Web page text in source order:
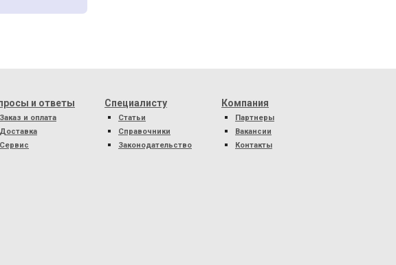
и ответы
Заказ и оплата
Доставка
Сервис
Специалисту
Статьи
Справочники
Законодательство
Компания
Партнеры
Вакансии
Контакты